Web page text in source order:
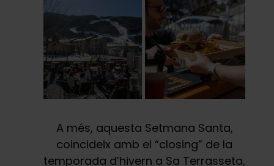
A més, aquesta Setmana Santa,
coincideix amb el “closing” de la
temporada d’hivern a Sa Terrasseta,